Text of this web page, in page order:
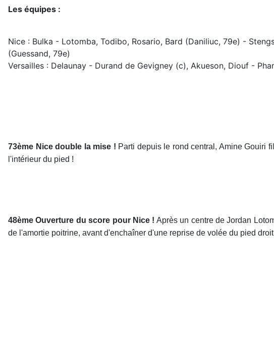
Les équipes :
Nice : Bulka - Lotomba, Todibo, Rosario, Bard (Daniliuc, 79e) -
(Guessand, 79e)
Versailles : Delaunay - Durand de Gevigney (c), Akueson, Diouf -
73ème Nice double la mise ! Parti depuis le rond central, Amine Gouiri
l'intérieur du pied !
48ème Ouverture du score pour Nice ! Après un centre de Jordan
de l'amortie poitrine, avant d'enchaîner d'une reprise de volée du pied